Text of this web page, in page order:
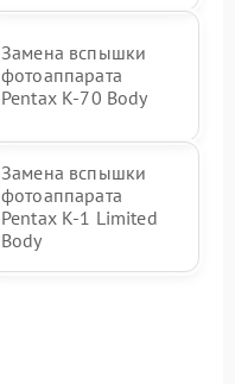
Замена вспышки
фотоаппарата
Pentax K-70 Body
Замена вспышки
фотоаппарата
Pentax K-1 Limited
Body